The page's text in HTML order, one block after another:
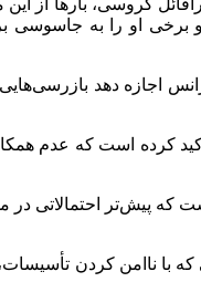
او را به جاسوسی
تأیید مواد هسته‌ای اعلام‌شده ایران از سال ۲۰۱۶، از ایران خواسته‌اند که
کرده است که عدم
که پیش‌تر احتمالاتی در
با ناامن کردن